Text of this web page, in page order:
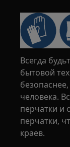
Всегда
бытовой
человека.
перчатки и
перчатки,
краев.